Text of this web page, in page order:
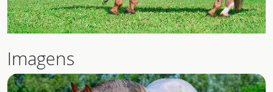
Imagens